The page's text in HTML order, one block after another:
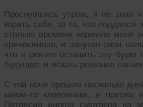
Проснувшись утром, я не знал
корить себя, за то, что
столько времени кормила меня
причмокивая, и запутав свои
что я решил оставить эту бурю
будущее, и искать решение
С той ночи прошло несколько
каком-то клоповнике, и
Патрисия иногда смотрела на